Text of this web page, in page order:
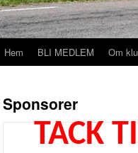
Hoppa
innehåll
Hem BLI MEDLEM Om
Sponsorer
TACK